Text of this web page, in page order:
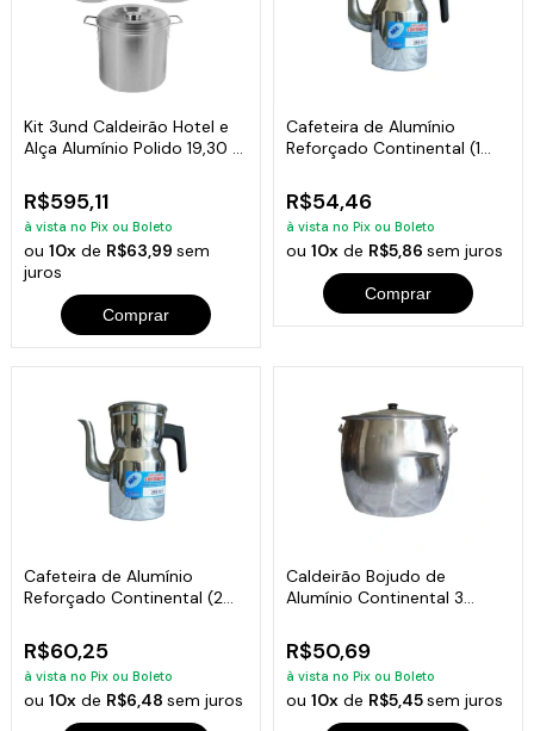
Kit 3und Caldeirão Hotel e
Alça Alumínio Polido 19,30 e
R$595,11
à vista no Pix ou Boleto
ou10x de R$63,99sem
juros
Comprar
Cafeteira de Alumínio
Reforçado Continental (1
R$54,46
à vista no Pix ou Boleto
ou 10xde R$5,86 sem juros
Comprar
Cafeteira de Alumínio
Reforçado Continental (2
R$60,25
à vista no Pix ou Boleto
ou10x de R$6,48sem juros
Caldeirão Bojudo de
Alumínio Continental 3
R$50,69
à vista no Pix ou Boleto
ou 10xde R$5,45sem juros